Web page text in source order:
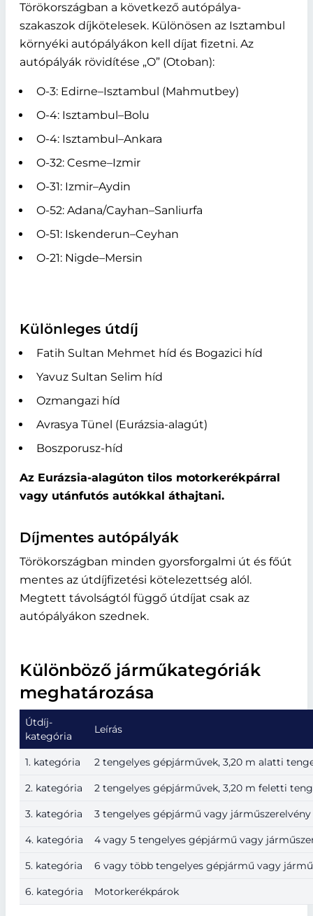
Törökországban a következő autópálya-
szakaszok díjkötelesek. Különösen az Isztambul
környéki autópályákon kell díjat fizetni. Az
autópályák rövidítése „O” (Otoban):
O-3: Edirne–Isztambul (Mahmutbey)
O-4: Isztambul–Bolu
O-4: Isztambul–Ankara
O-32: Cesme–Izmir
O-31: Izmir–Aydin
O-52: Adana/Cayhan–Sanliurfa
O-51: Iskenderun–Ceyhan
O-21: Nigde–Mersin
Különleges útdíj
Fatih Sultan Mehmet híd és Bogazici híd
Yavuz Sultan Selim híd
Ozmangazi híd
Avrasya Tünel (Eurázsia-alagút)
Boszporusz-híd
Az Eurázsia-alagúton tilos motorkerékpárral
vagy utánfutós autókkal áthajtani.
Díjmentes autópályák
Törökországban minden gyorsforgalmi út és főút
mentes az útdíjfizetési kötelezettség alól.
Megtett távolságtól függő útdíjat csak az
autópályákon szednek.
Különböző járműkategóriák
meghatározása
Útdíj-
kategória
Leírás
1. kategória 2 tengelyes gépjárművek, 3,20 m alatti
2. kategória 2 tengelyes gépjárművek, 3,20 m feletti
3. kategória 3 tengelyes gépjármű vagy járműszerelvény
4. kategória 4 vagy 5 tengelyes gépjármű vagy
5. kategória 6 vagy több tengelyes gépjármű vagy
6. kategória Motorkerékpárok